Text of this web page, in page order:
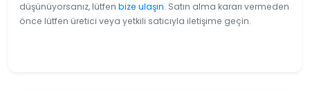
düşünüyorsanız, lütfen bize ulaşın. Satın alma kararı vermeden
önce lütfen üretici veya yetkili satıcıyla iletişime geçin.